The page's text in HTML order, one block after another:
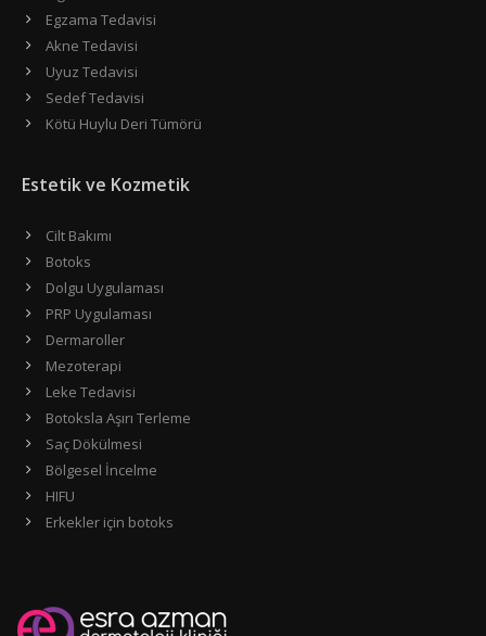
Egzama Tedavisi
Akne Tedavisi
Uyuz Tedavisi
Sedef Tedavisi
Kötü Huylu Deri Tümörü
Estetik ve Kozmetik
Cilt Bakımı
Botoks
Dolgu Uygulaması
PRP Uygulaması
Dermaroller
Mezoterapi
Leke Tedavisi
Botoksla Aşırı Terleme
Saç Dökülmesi
Bölgesel İncelme
HIFU
Erkekler için botoks